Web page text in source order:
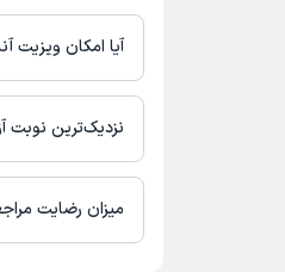
اطلاعاتی درباره محل
آیا امکان ویزیت
در حال حاضر دکتر
نزدیک‌ترین نوبت
دکتر مسعود کریمی از روز شنبه 17 مرداد 1405 بیمار
میزان رضایت